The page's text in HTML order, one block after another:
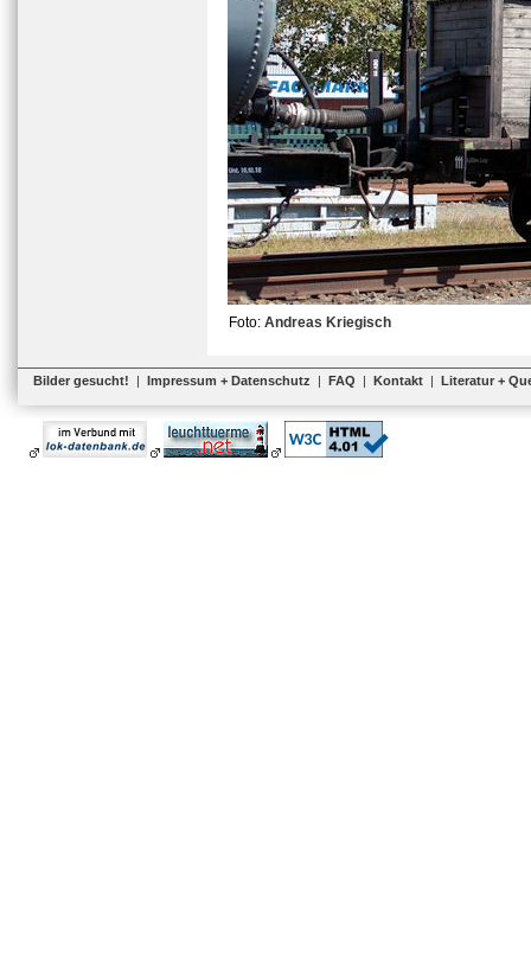
Foto: Andreas Kriegisch
Bilder gesucht! | Impressum + Datenschutz | FAQ | Kontakt | Literatur +